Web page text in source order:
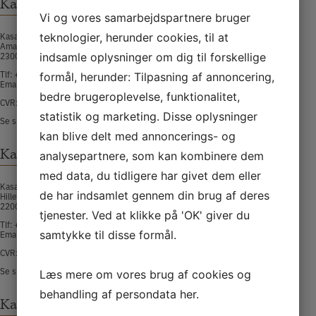
Kasai Amager
Kasai Sushi Amagerbro
Amagerbrogade 175
2300 København S​
Tlf: +45 32 58 58 88​
Email:
amager@kasaisushi.dk
CVR: 36685743
Se smiley-rapport
Kasai Nørrebro
Kasai Sushi Nørrebro
Hillerødgade 23
2200 København N​
Tlf: +45 35 36 89 88​
Email:
norrebro@kasaisushi.dk
CVR: 30349938
Se smiley-rapport
Kasai Hellerup
Vi og vores samarbejdspartnere bruger
teknologier, herunder cookies, til at
indsamle oplysninger om dig til forskellige
formål, herunder: Tilpasning af annoncering,
bedre brugeroplevelse, funktionalitet,
statistik og marketing. Disse oplysninger
kan blive delt med annoncerings- og
analysepartnere, som kan kombinere dem
med data, du tidligere har givet dem eller
de har indsamlet gennem din brug af deres
tjenester. Ved at klikke på 'OK' giver du
samtykke til disse formål.
Læs mere om vores brug af cookies og
behandling af persondata her.